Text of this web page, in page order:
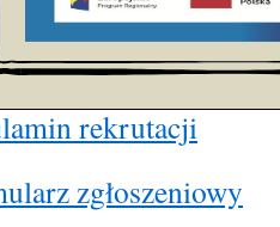
rekrutacji
zgłoszeniowy